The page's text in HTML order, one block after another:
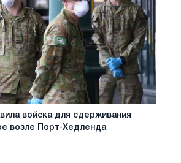
войска для сдерживания
возле Порт-Хедленда